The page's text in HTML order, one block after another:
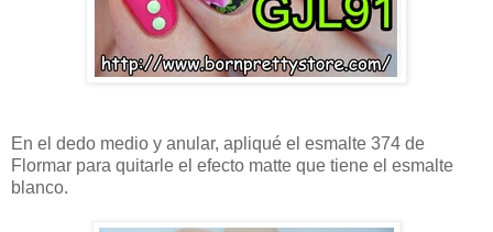
En el dedo medio y anular, apliqué el esmalte 374 de
Flormar para quitarle el efecto matte que tiene el esmalte
blanco.